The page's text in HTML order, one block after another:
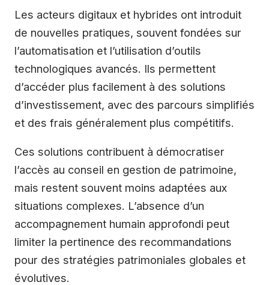
Les acteurs digitaux et hybrides ont introduit
de nouvelles pratiques, souvent fondées sur
l’automatisation et l’utilisation d’outils
technologiques avancés. Ils permettent
d’accéder plus facilement à des solutions
d’investissement, avec des parcours simplifiés
et des frais généralement plus compétitifs.
Ces solutions contribuent à démocratiser
l’accès au conseil en gestion de patrimoine,
mais restent souvent moins adaptées aux
situations complexes. L’absence d’un
accompagnement humain approfondi peut
limiter la pertinence des recommandations
pour des stratégies patrimoniales globales et
évolutives.